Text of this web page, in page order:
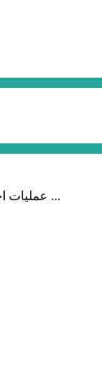
عملیات اجرایی مجتمع فرهنگی و هنری کلور از سال ۱۳۹۳ آغاز شده بود که با عنایت وزیر فرهنگ و ارشاد اسلامی دولت چهاردهم و با ...